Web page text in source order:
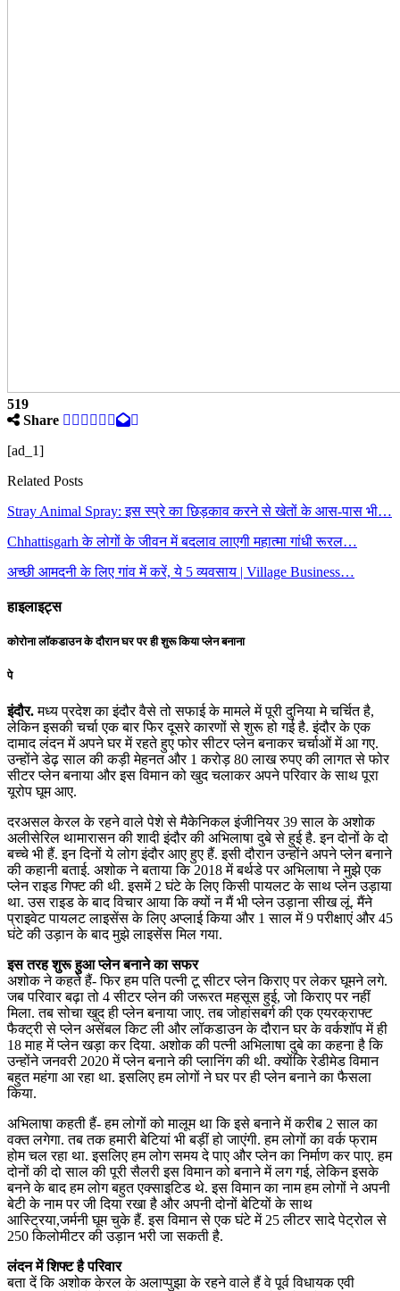
519
Share
[ad_1]
Related Posts
Stray Animal Spray: इस स्प्रे का छिड़काव करने से खेतों के आस-पास भी…
Chhattisgarh के लोगों के जीवन में बदलाव लाएगी महात्मा गांधी रूरल…
अच्छी आमदनी के लिए गांव में करें, ये 5 व्यवसाय | Village Business…
हाइलाइट्स
कोरोना लॉकडाउन के दौरान घर पर ही शुरू किया प्लेन बनाना
पे
इंदौर.मध्य प्रदेश का इंदौर वैसे तो सफाई के मामले में पूरी दुनिया मे चर्चित है,
लेकिन इसकी चर्चा एक बार फिर दूसरे कारणों से शुरू हो गई है. इंदौर के एक
दामाद लंदन में अपने घर में रहते हुए फोर सीटर प्लेन बनाकर चर्चाओं में आ गए.
उन्होंने डेढ़ साल की कड़ी मेहनत और 1 करोड़ 80 लाख रुपए की लागत से फोर
सीटर प्लेन बनाया और इस विमान को खुद चलाकर अपने परिवार के साथ पूरा
यूरोप घूम आए.
दरअसल केरल के रहने वाले पेशे से मैकेनिकल इंजीनियर 39 साल के अशोक
अलीसेरिल थामारासन की शादी इंदौर की अभिलाषा दुबे से हुई है. इन दोनों के दो
बच्चे भी हैं. इन दिनों ये लोग इंदौर आए हुए हैं. इसी दौरान उन्होंने अपने प्लेन बनाने
की कहानी बताई. अशोक ने बताया कि 2018 में बर्थडे पर अभिलाषा ने मुझे एक
प्लेन राइड गिफ्ट की थी. इसमें 2 घंटे के लिए किसी पायलट के साथ प्लेन उड़ाया
था. उस राइड के बाद विचार आया कि क्यों न मैं भी प्लेन उड़ाना सीख लूं. मैंने
प्राइवेट पायलट लाइसेंस के लिए अप्लाई किया और 1 साल में 9 परीक्षाएं और 45
घंटे की उड़ान के बाद मुझे लाइसेंस मिल गया.
इस तरह शुरू हुआ प्लेन बनाने का सफर
अशोक ने कहते हैं- फिर हम पति पत्नी टू सीटर प्लेन किराए पर लेकर घूमने लगे.
जब परिवार बढ़ा तो 4 सीटर प्लेन की जरूरत महसूस हुई, जो किराए पर नहीं
मिला. तब सोचा खुद ही प्लेन बनाया जाए. तब जोहांसबर्ग की एक एयरक्राफ्ट
फैक्ट्री से प्लेन असेंबल किट ली और लॉकडाउन के दौरान घर के वर्कशॉप में ही
18 माह में प्लेन खड़ा कर दिया. अशोक की पत्नी अभिलाषा दुबे का कहना है कि
उन्होंने जनवरी 2020 में प्लेन बनाने की प्लानिंग की थी. क्योंकि रेडीमेड विमान
बहुत महंगा आ रहा था. इसलिए हम लोगों ने घर पर ही प्लेन बनाने का फैसला
किया.
अभिलाषा कहती हैं- हम लोगों को मालूम था कि इसे बनाने में करीब 2 साल का
वक्त लगेगा. तब तक हमारी बेटियां भी बड़ीं हो जाएंगी. हम लोगों का वर्क फ्राम
होम चल रहा था. इसलिए हम लोग समय दे पाए और प्लेन का निर्माण कर पाए. हम
दोनों की दो साल की पूरी सैलरी इस विमान को बनाने में लग गई, लेकिन इसके
बनने के बाद हम लोग बहुत एक्साइटिड थे. इस विमान का नाम हम लोगों ने अपनी
बेटी के नाम पर जी दिया रखा है और अपनी दोनों बेटियों के साथ
आस्ट्रिया,जर्मनी घूम चुके हैं. इस विमान से एक घंटे में 25 लीटर सादे पेट्रोल से
250 किलोमीटर की उड़ान भरी जा सकती है.
लंदन में शिफ्ट है परिवार
बता दें कि अशोक केरल के अलाप्पुझा के रहने वाले हैं वे पूर्व विधायक एवी